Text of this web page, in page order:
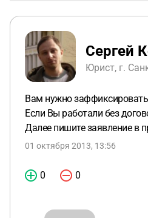
Сергей
Юрист, г.
Вам нужно
Если Вы работали без
Далее пишите заявление в
01 октября 2013, 13:56
0 0